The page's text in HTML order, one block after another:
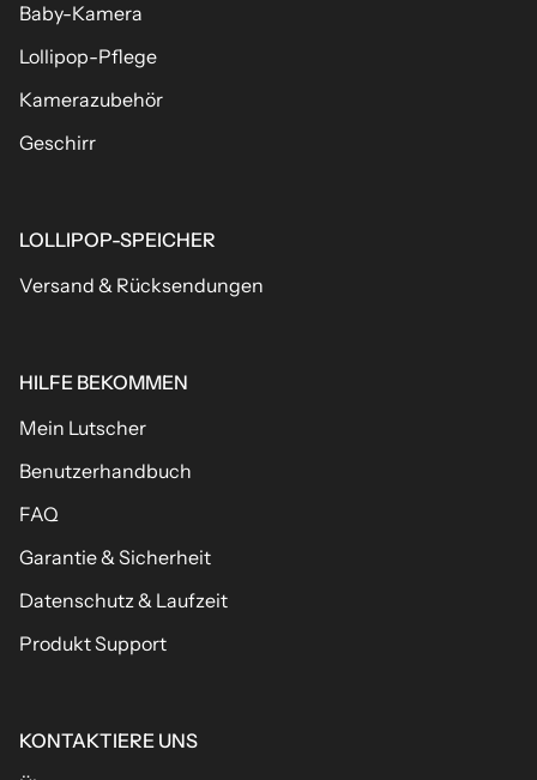
Baby-Kamera
Lollipop-Pflege
Kamerazubehör
Geschirr
LOLLIPOP-SPEICHER
Versand & Rücksendungen
HILFE BEKOMMEN
Mein Lutscher
Benutzerhandbuch
FAQ
Garantie & Sicherheit
Datenschutz & Laufzeit
Produkt Support
KONTAKTIERE UNS